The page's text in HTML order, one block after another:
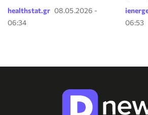
healthstat.gr 08.05.2026 -
06:34
06:53